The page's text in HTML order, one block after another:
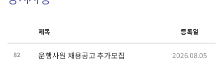
제목 등록일
82
운행사원 채용공고 추가모집
2026.08.05